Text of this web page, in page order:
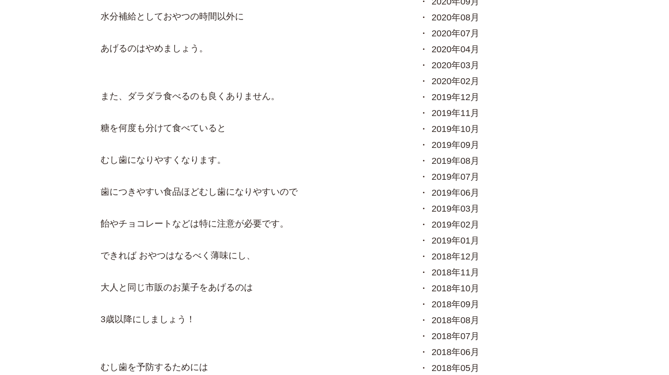
水分補給としておやつの時間以外に
あげるのはやめましょう。
また、ダラダラ食べるのも良くありません。
糖を何度も分けて食べていると
むし歯になりやすくなります。
歯につきやすい食品ほどむし歯になりやすいので
飴やチョコレートなどは特に注意が必要です。
できれば おやつはなるべく薄味にし、
大人と同じ市販のお菓子をあげるのは
3歳以降にしましょう！
むし歯を予防するためには
2020年08月
2020年07月
2020年04月
2020年03月
2020年02月
2019年12月
2019年11月
2019年10月
2019年09月
2019年08月
2019年07月
2019年06月
2019年03月
2019年02月
2019年01月
2018年12月
2018年11月
2018年10月
2018年09月
2018年08月
2018年07月
2018年06月
2018年05月